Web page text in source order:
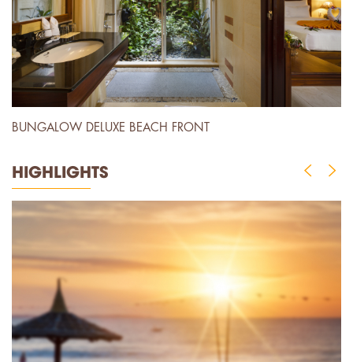
BUNGALOW DELUXE BEACH FRONT
HIGHLIGHTS